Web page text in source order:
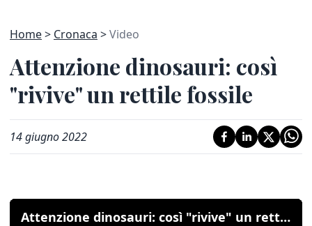
Home Cronaca Video
Attenzione dinosauri: così
"rivive" un rettile fossile
14 giugno 2022
Attenzione dinosauri: così "rivive" un rettile fossile